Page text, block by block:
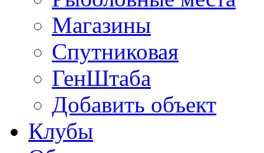
Магазины
Спутниковая
ГенШтаба
Добавить объект
Клубы